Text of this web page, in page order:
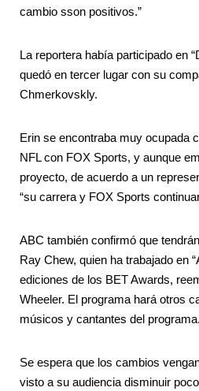
cambio sson positivos.”
La reportera había participado en
quedó en tercer lugar con su
Chmerkovskly.
Erin se encontraba muy ocupada
NFL con FOX Sports, y aunque
proyecto, de acuerdo a un
“su carrera y FOX Sports
ABC también confirmó que
Ray Chew, quien ha trabajado en
ediciones de los BET Awards,
Wheeler. El programa hará otros
músicos y cantantes del programa.
Se espera que los cambios
visto a su audiencia disminuir